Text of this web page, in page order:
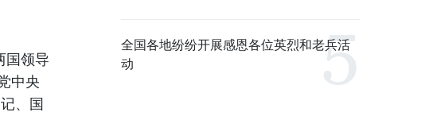
国领导
中央
、国
全国各地纷纷开展感恩各位英烈和老兵活
动